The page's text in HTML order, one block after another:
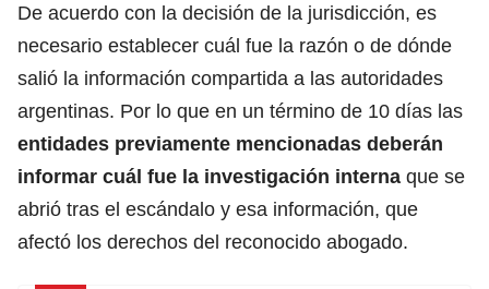
De acuerdo con la decisión de la jurisdicción, es
necesario establecer cuál fue la razón o de dónde
salió la información compartida a las autoridades
argentinas. Por lo que en un término de 10 días las
entidades previamente mencionadas deberán
informar cuál fue la investigación interna que se
abrió tras el escándalo y esa información, que
afectó los derechos del reconocido abogado.